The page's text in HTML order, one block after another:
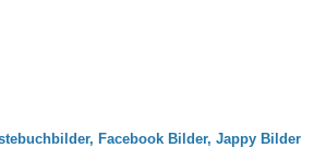
Facebook Bilder, Jappy Bilder